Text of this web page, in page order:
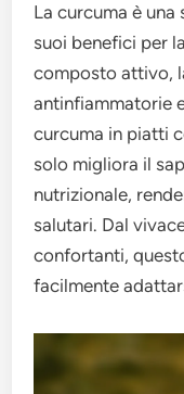
La curcuma è
suoi benefici per
composto attivo,
antinfiammatorie
curcuma in piatti
solo migliora il
nutrizionale,
salutari. Dal
confortanti,
facilmente